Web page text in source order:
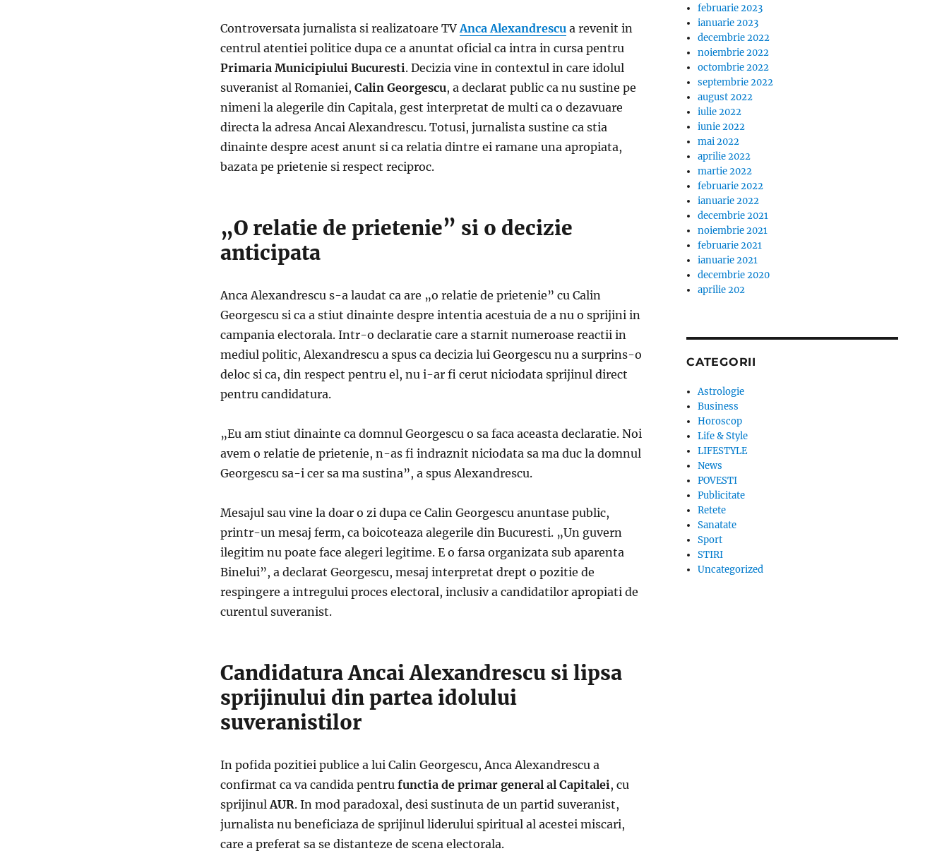
Controversata jurnalista si realizatoare TVAnca Alexandrescu a revenit in
centrul atentiei politice dupa ce a anuntat oficial ca intra in cursa pentru
Primaria Municipiului Bucuresti. Decizia vine in contextul in care idolul
suveranist al Romaniei, Calin Georgescu, a declarat public ca nu sustine pe
nimeni la alegerile din Capitala, gest interpretat de multi ca o dezavuare
directa la adresa Ancai Alexandrescu. Totusi, jurnalista sustine ca stia
dinainte despre acest anunt si ca relatia dintre ei ramane una apropiata,
bazata pe prietenie si respect reciproc.
„O relatie de prietenie” si o decizie
anticipata
Anca Alexandrescu s-a laudat ca are „o relatie de prietenie” cu Calin
Georgescu si ca a stiut dinainte despre intentia acestuia de a nu o sprijini in
campania electorala. Intr-o declaratie care a starnit numeroase reactii in
mediul politic, Alexandrescu a spus ca decizia lui Georgescu nu a surprins-o
deloc si ca, din respect pentru el, nu i-ar fi cerut niciodata sprijinul direct
pentru candidatura.
„Eu am stiut dinainte ca domnul Georgescu o sa faca aceasta declaratie. Noi
avem o relatie de prietenie, n-as fi indraznit niciodata sa ma duc la domnul
Georgescu sa-i cer sa ma sustina”, a spus Alexandrescu.
Mesajul sau vine la doar o zi dupa ce Calin Georgescu anuntase public,
printr-un mesaj ferm, ca boicoteaza alegerile din Bucuresti. „Un guvern
ilegitim nu poate face alegeri legitime. E o farsa organizata sub aparenta
Binelui”, a declarat Georgescu, mesaj interpretat drept o pozitie de
respingere a intregului proces electoral, inclusiv a candidatilor apropiati de
curentul suveranist.
Candidatura Ancai Alexandrescu si lipsa
sprijinului din partea idolului
suveranistilor
In pofida pozitiei publice a lui Calin Georgescu, Anca Alexandrescu a
confirmat ca va candida pentru functia de primar general al Capitalei, cu
sprijinulAUR. In mod paradoxal, desi sustinuta de un partid suveranist,
jurnalista nu beneficiaza de sprijinul liderului spiritual al acestei miscari,
care a preferat sa se distanteze de scena electorala.
februarie 2023
ianuarie 2023
decembrie 2022
noiembrie 2022
octombrie 2022
septembrie 2022
august 2022
iulie 2022
iunie 2022
mai 2022
aprilie 2022
martie 2022
februarie 2022
ianuarie 2022
decembrie 2021
noiembrie 2021
februarie 2021
ianuarie 2021
decembrie 2020
aprilie 202
CATEGORII
Astrologie
Business
Horoscop
Life & Style
LIFESTYLE
News
POVESTI
Publicitate
Retete
Sanatate
Sport
STIRI
Uncategorized